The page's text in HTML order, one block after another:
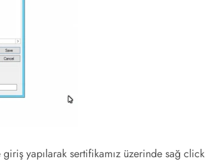
yapılarak sertifikamız üzerinde sağ